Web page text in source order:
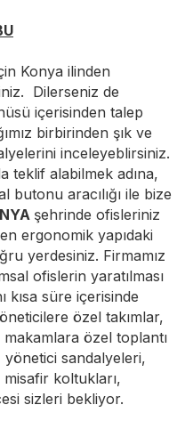
Konya ilinden
Dilerseniz de
içerisinden talep
birbirinden şık ve
inceleyeblirsiniz.
teklif alabilmek adına,
butonu aracılığı ile bize
şehrinde ofisleriniz
ergonomik yapıdaki
yerdesiniz. Firmamız
ofislerin yaratılması
kısa süre içerisinde
özel takımlar,
makamlara özel toplantı
yönetici sandalyeleri,
koltukları,
sizleri bekliyor.